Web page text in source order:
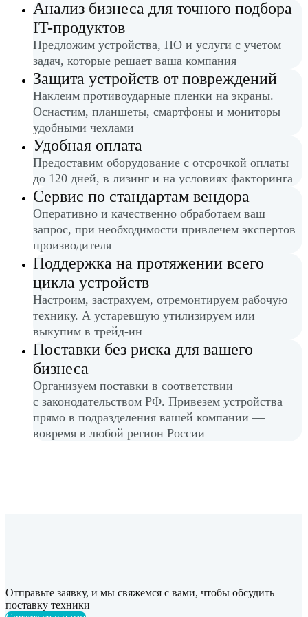
Анализ бизнеса для точного подбора
IT-продуктов
Предложим устройства, ПО и услуги с учетом
задач, которые решает ваша компания
Защита устройств от повреждений
Наклеим противоударные пленки на экраны.
Оснастим, планшеты, смартфоны и мониторы
удобными чехлами
Удобная оплата
Предоставим оборудование с отсрочкой оплаты
до 120 дней, в лизинг и на условиях факторинга
Сервис по стандартам вендора
Оперативно и качественно обработаем ваш
запрос, при необходимости привлечем экспертов
производителя
Поддержка на протяжении всего
цикла устройств
Настроим, застрахуем, отремонтируем рабочую
технику. А устаревшую утилизируем или
выкупим в трейд-ин
Поставки без риска для вашего
бизнеса
Организуем поставки в соответствии
с законодательством РФ. Привезем устройства
прямо в подразделения вашей компании —
вовремя в любой регион России
Отправьте заявку, и мы свяжемся с вами, чтобы обсудить
поставку техники